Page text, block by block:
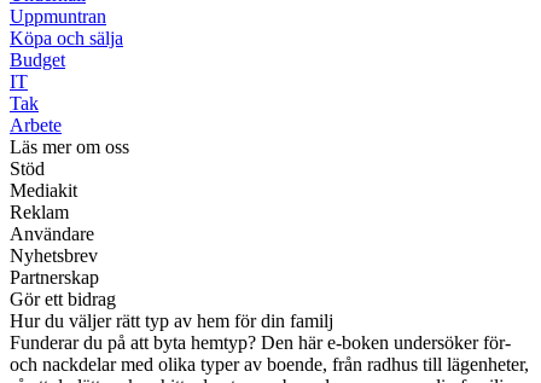
Uppmuntran
Köpa och sälja
Budget
IT
Tak
Arbete
Läs mer om oss
Stöd
Mediakit
Reklam
Användare
Nyhetsbrev
Partnerskap
Gör ett bidrag
Hur du väljer rätt typ av hem för din familj
Funderar du på att byta hemtyp? Den här e-boken undersöker för-
och nackdelar med olika typer av boende, från radhus till lägenheter,